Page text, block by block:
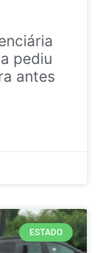
pediu
antes
ESTADO